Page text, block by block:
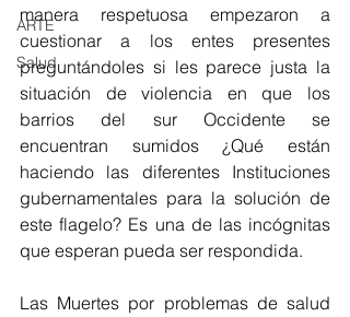
ARTE
Salud
manera respetuosa empezaron a
cuestionar a los entes presentes
preguntándoles si les parece justa la
situación de violencia en que los
barrios del sur Occidente se
encuentran sumidos ¿Qué están
haciendo las diferentes Instituciones
gubernamentales para la solución de
este flagelo? Es una de las incógnitas
que esperan pueda ser respondida.
Las Muertes por problemas de salud